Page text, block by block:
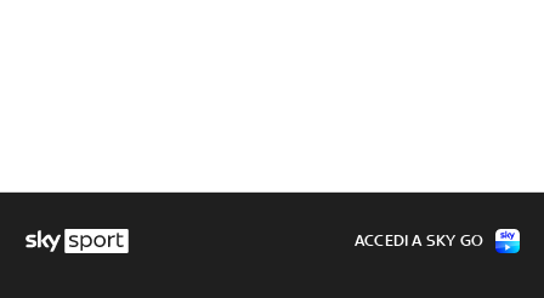
ACCEDI A SKY GO